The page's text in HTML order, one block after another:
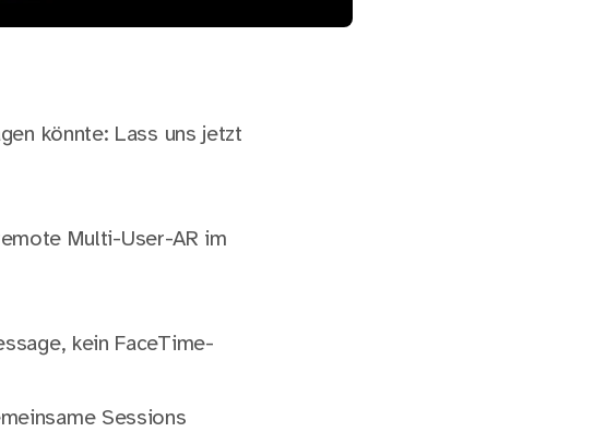
könnte: Lass uns jetzt
Multi-User-AR im
kein FaceTime-
Sessions